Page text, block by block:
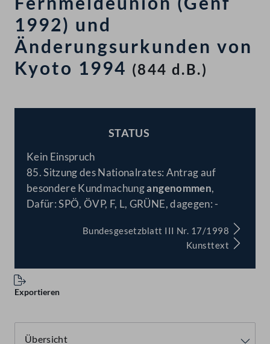
1992) und
Änderungsurkunden von
Kyoto 1994 (844 d.B.)
STATUS
Kein Einspruch
85. Sitzung des Nationalrates: Antrag auf
besondere Kundmachungangenommen,
Dafür: SPÖ, ÖVP, F, L, GRÜNE, dagegen: -
Bundesgesetzblatt III Nr. 17/1998
Kunsttext
Exportieren